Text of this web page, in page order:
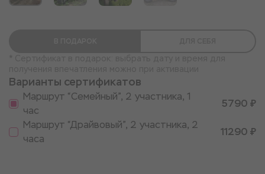
Варианты сертификатов
Маршрут “Семейный”, 2 участника, 1
час
5790 ₽
Маршрут “Драйвовый”, 2 участника, 2
часа
11290 ₽